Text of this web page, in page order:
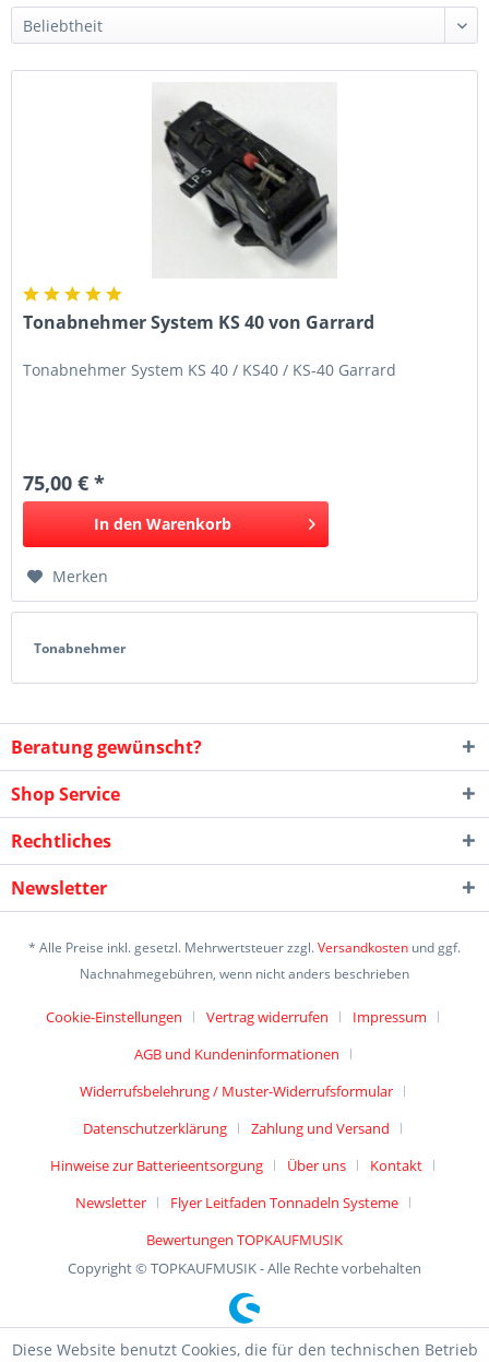
Tonabnehmer System KS 40 von Garrard
Tonabnehmer System KS 40 / KS40 / KS-40 Garrard
75,00 € *
In den Warenkorb
Merken
Tonabnehmer
Beratung gewünscht?
Shop Service
Rechtliches
Newsletter
* Alle Preise inkl. gesetzl. Mehrwertsteuer zzgl.Versandkosten und ggf.
Nachnahmegebühren, wenn nicht anders beschrieben
Cookie-Einstellungen Vertrag widerrufen
Impressum
AGB und Kundeninformationen
Widerrufsbelehrung / Muster-Widerrufsformular
Datenschutzerklärung
Zahlung und Versand
Hinweise zur Batterieentsorgung
Über uns
Kontakt
Newsletter
Flyer Leitfaden Tonnadeln Systeme
Bewertungen TOPKAUFMUSIK
Copyright © TOPKAUFMUSIK - Alle Rechte vorbehalten
Diese Website benutzt Cookies, die für den technischen Betrieb